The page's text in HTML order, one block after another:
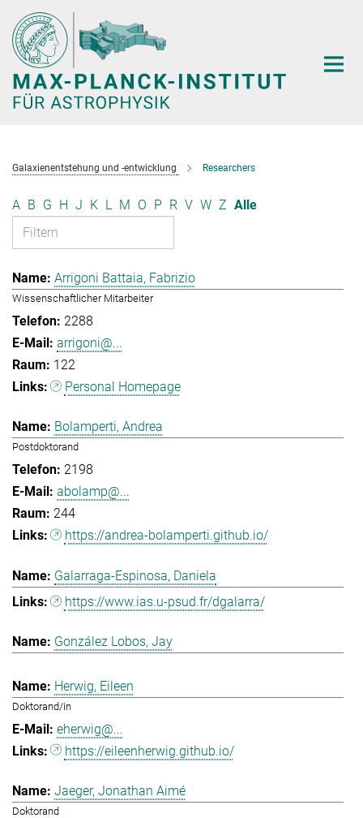
Hauptinhalt
Galaxienentstehung und -entwicklung Researchers
A B G H J K L M O P R V W Z Alle
Arrigoni Battaia, Fabrizio
Wissenschaftlicher Mitarbeiter
2288
arrigoni@...
122
Personal Homepage
Bolamperti, Andrea
Postdoktorand
2198
abolamp@...
244
https://andrea-bolamperti.github.io/
Galarraga-Espinosa, Daniela
https://www.ias.u-psud.fr/dgalarra/
González Lobos, Jay
Herwig, Eileen
Doktorand/in
eherwig@...
https://eileenherwig.github.io/
Jaeger, Jonathan Aimé
Doktorand